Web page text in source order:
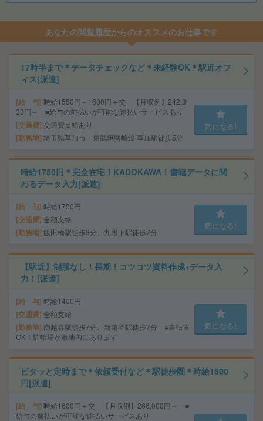
あなたの閲覧履歴からのオススメのお仕事です
17時半まで＊データチェックなど＊未経験OK＊駅近オフ
ィス[派遣]
給 与 時給1550円～1600円＋交 【月収例】242,8
33円～ ■給与の前払いが可能な速払いサービスあり
交通費 交通費支給あり
勤務地 埼玉県草加市 東武伊勢崎線 草加駅徒歩5分
気になる!
時給1750円＊完全在宅！KADOKAWA！書籍データに関
わるデータ入力[派遣]
給 与 時給1750円
交通費 全額支給
勤務地 飯田橋駅徒歩3分、九段下駅徒歩7分
気になる!
【駅近】制服なし！長期！コツコツ資料作成+データ入
力！[派遣]
給 与 時給1400円
交通費 全額支給
勤務地 南越谷駅徒歩7分、新越谷駅徒歩7分 ※自転車
OK！駐輪場が敷地内にあります
気になる!
ピタッと定時まで＊依頼受付など＊駅徒歩圏＊時給1600
円[派遣]
給 与 時給1600円＋交 【月収例】266,000円～ ■
給与の前払いが可能な速払いサービスあり